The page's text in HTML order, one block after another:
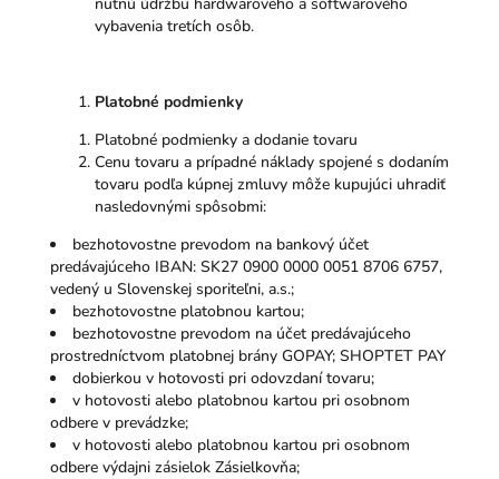
vybavenia tretích osôb.
Platobné podmienky
Platobné podmienky a dodanie tovaru
Cenu tovaru a prípadné náklady spojené s dodaním
tovaru podľa kúpnej zmluvy môže kupujúci uhradiť
nasledovnými spôsobmi:
bezhotovostne prevodom na bankový účet
predávajúceho IBAN: SK27 0900 0000 0051 8706 6757,
vedený u Slovenskej sporiteľni, a.s.;
bezhotovostne platobnou kartou;
bezhotovostne prevodom na účet predávajúceho
prostredníctvom platobnej brány GOPAY; SHOPTET PAY
dobierkou v hotovosti pri odovzdaní tovaru;
v hotovosti alebo platobnou kartou pri osobnom
odbere v prevádzke;
v hotovosti alebo platobnou kartou pri osobnom
odbere výdajni zásielok Zásielkovňa;